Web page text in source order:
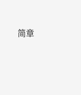
简章